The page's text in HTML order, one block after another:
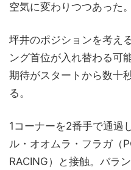
空気に変わりつつあった。
坪井のポジションを考え
ング首位が入れ替わる可
期待がスタートから数十
る。
1コーナーを2番手で通過
ル・オオムラ・フラガ（
RACING）と接触。バラ